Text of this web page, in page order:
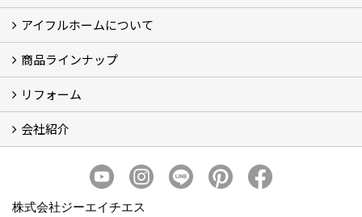
ブログ
現場レポート
アイフルホームについて
アイフルホームについて (5)
商品ラインナップ
商品ラインナップ
リフォーム
まるごと断熱リフォーム
イベント情報
施工事例
会社紹介
スタッフ紹介
個人情報保護方針
株式会社ジーエイチエス